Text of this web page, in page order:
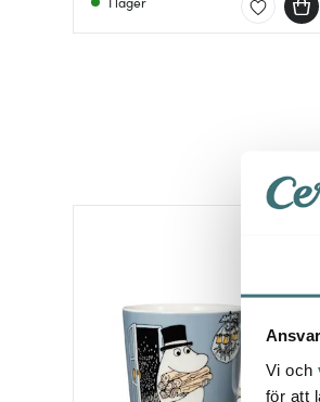
Vi och
för att